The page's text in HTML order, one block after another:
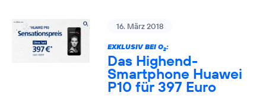
16. März 2018
EXKLUSIV BEI O2:
Das Highend-
Smartphone Huawei
P10 für 397 Euro